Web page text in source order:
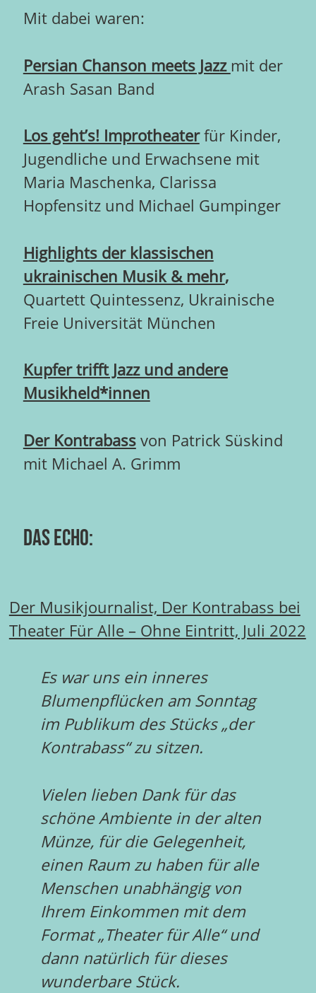
Mit dabei waren:
Persian Chanson meets Jazz mit der
Arash Sasan Band
Los geht’s! Improtheaterfür Kinder,
Jugendliche und Erwachsene mit
Maria Maschenka, Clarissa
Hopfensitz und Michael Gumpinger
Highlights der klassischen
ukrainischen Musik & mehr,
Quartett Quintessenz, Ukrainische
Freie Universität München
Kupfer trifft Jazz und andere
Musikheld*innen
Der Kontrabassvon Patrick Süskind
mit Michael A. Grimm
Das Echo:
Der Musikjournalist, Der Kontrabass bei
Theater Für Alle – Ohne Eintritt, Juli 2022
Es war uns ein inneres
Blumenpflücken am Sonntag
im Publikum des Stücks „der
Kontrabass“ zu sitzen.
Vielen lieben Dank für das
schöne Ambiente in der alten
Münze, für die Gelegenheit,
einen Raum zu haben für alle
Menschen unabhängig von
Ihrem Einkommen mit dem
Format „Theater für Alle“ und
dann natürlich für dieses
wunderbare Stück.